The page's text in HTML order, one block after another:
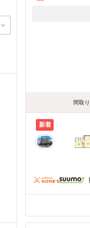
間取
新着